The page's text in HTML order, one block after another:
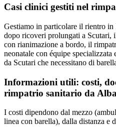
Casi clinici gestiti nel
Gestiamo in particolare il rientro in
dopo ricoveri prolungati a Scutari,
con rianimazione a bordo, il
neonatale con équipe
da Scutari che necessitano di
Informazioni utili: costi,
rimpatrio sanitario da
I costi dipendono dal mezzo
linea con barella), dalla distanza e